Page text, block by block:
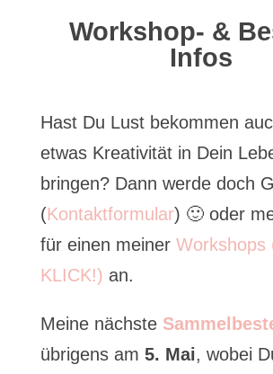
Workshop- &
Infos
Hast Du Lust bekommen
etwas Kreativität in Dein
bringen? Dann werde doch
(Kontaktformular) 🙂 oder
für einen meiner Workshops
KLICK!) an.
Meine nächste
übrigens am 5. Mai, wobei